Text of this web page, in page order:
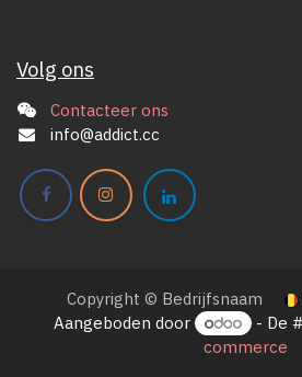
Volg ons
Contacteer ons
info@addict.cc
Copyright © Bedrijfsnaam
Aangeboden door - De
commerce